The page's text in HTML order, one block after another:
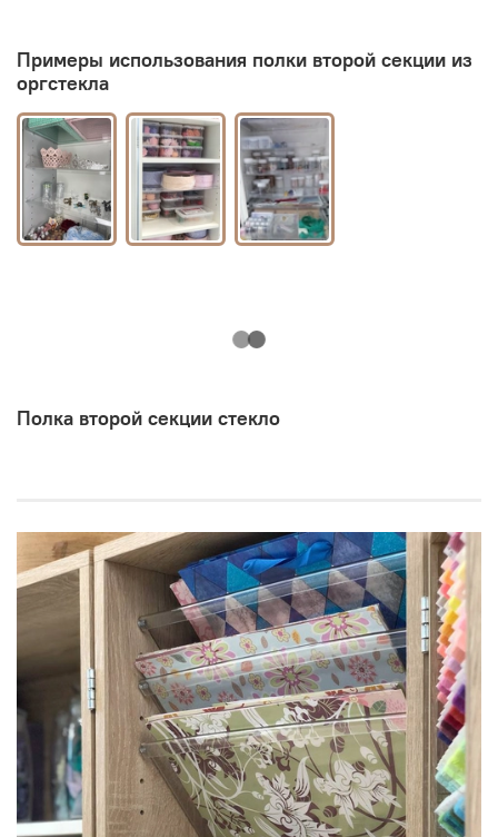
Примеры использования полки второй секции из
оргстекла
Полка второй секции стекло